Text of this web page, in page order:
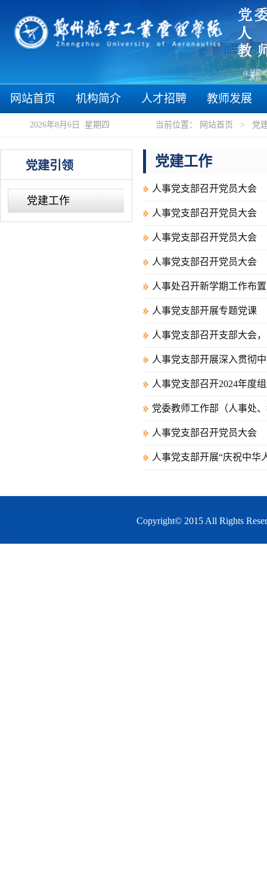
“郑”
网站首页 机构简介 人才招聘 教师发展
2026年8月6日 星期四 当前位置： 网站首页 > 党
党建引领
党建工作
党建工作
人事党支部召开党员大会
人事党支部召开党员大会
人事党支部召开党员大会
人事党支部召开党员大会
人事处召开新学期工作布
人事党支部开展专题党课
人事党支部召开支部大会
人事党支部开展深入贯彻
人事党支部召开2024年度
党委教师工作部（人事处
人事党支部召开党员大会
人事党支部开展“庆祝中华
Copyright© 2015 All Rights
.